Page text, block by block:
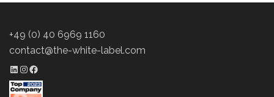
+49 (0) 40 6969 1160
contact@the-white-label.com
LinkedIn Profil
Instagram Profil
Facebook Profil